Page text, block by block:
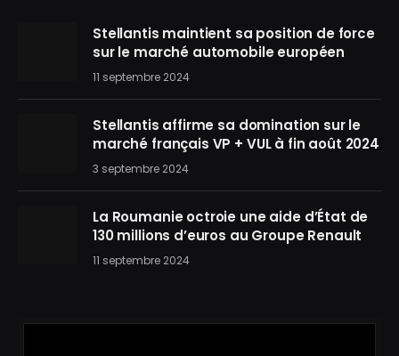
Stellantis maintient sa position de force
sur le marché automobile européen
11 septembre 2024
Stellantis affirme sa domination sur le
marché français VP + VUL à fin août 2024
3 septembre 2024
La Roumanie octroie une aide d’État de
130 millions d’euros au Groupe Renault
11 septembre 2024